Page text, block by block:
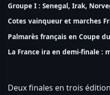
Groupe I : Senegal, Irak,
Cotes vainqueur et marches
Palmarès français en Coupe
La France ira en demi-finale :
Deux finales en trois